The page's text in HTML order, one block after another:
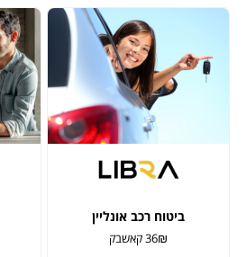
ביטוח רכב אונליין
36₪ קאשבק